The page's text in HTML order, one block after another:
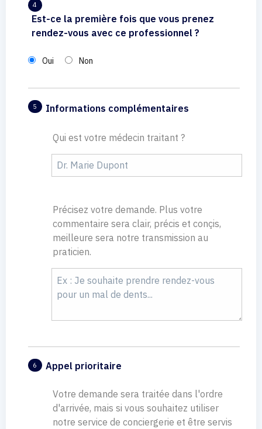
4
Est-ce la première fois que vous prenez
rendez-vous avec ce professionnel ?
Oui Non
5 Informations complémentaires
Qui est votre médecin traitant ?
Précisez votre demande. Plus votre
commentaire sera clair, précis et conçis,
meilleure sera notre transmission au
praticien.
6 Appel prioritaire
Votre demande sera traitée dans l'ordre
d'arrivée, mais si vous souhaitez utiliser
notre service de conciergerie et être servis